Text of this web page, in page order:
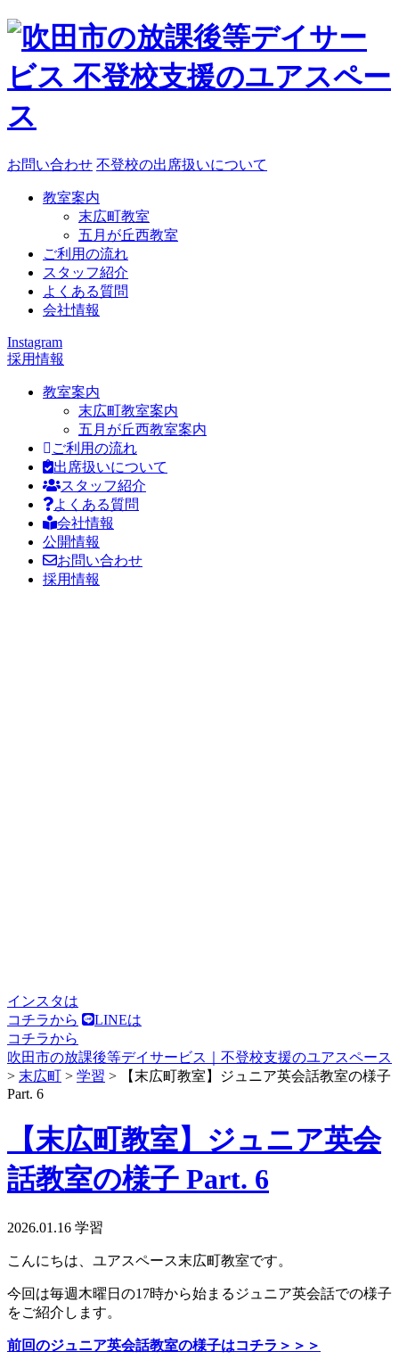
お問い合わせ 不登校の出席扱いについて
教室案内
末広町教室
五月が丘西教室
ご利用の流れ
スタッフ紹介
よくある質問
会社情報
Instagram
採用情報
教室案内
末広町教室案内
五月が丘西教室案内
ご利用の流れ
出席扱いについて
スタッフ紹介
よくある質問
会社情報
公開情報
お問い合わせ
採用情報
インスタは
コチラから
LINEは
コチラから
吹田市の放課後等デイサービス｜不登校支援のユアスペース
> 末広町 > 学習 >
【末広町教室】ジュニア英会話教室の様子
Part. 6
【末広町教室】ジュニア英会
話教室の様子 Part. 6
2026.01.16 学習
こんにちは、ユアスペース末広町教室です。
今回は毎週木曜日の17時から始まるジュニア英会話での様子
をご紹介します。
前回のジュニア英会話教室の様子はコチラ＞＞＞